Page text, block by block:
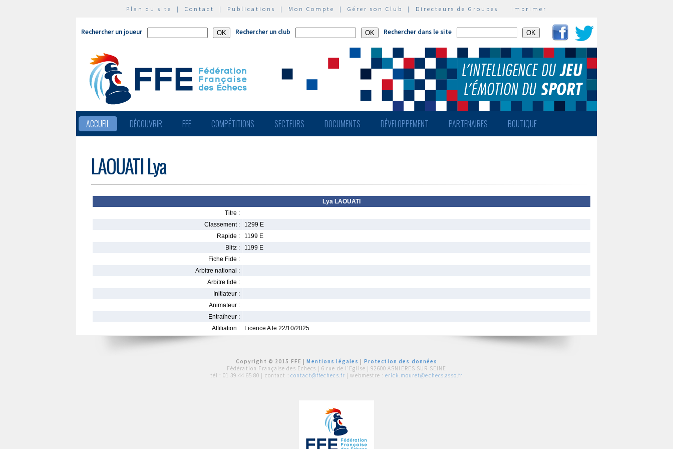
Plan du site | Contact | Publications | Mon Compte | Gérer son Club | Directeurs de Groupes | Imprimer
Rechercher un joueur Rechercher un club Rechercher dans le site
ACCUEIL DÉCOUVRIR FFE COMPÉTITIONS SECTEURS DOCUMENTS DÉVELOPPEMENT PARTENAIRES BOUTIQUE
LAOUATI Lya
Lya LAOUATI
Titre :
Classement :
1299 E
Rapide :
1199 E
Blitz :
1199 E
Fiche Fide :
Arbitre national :
Arbitre fide :
Initiateur :
Animateur :
Entraîneur :
Affiliation :
Licence A le 22/10/2025
Copyright © 2015 FFE |Mentions légales
Protection des données
Fédération Française des Echecs | 6 rue de l'Eglise | 92600 ASNIERES SUR SEINE
tél : 01 39 44 65 80 | contact : contact@ffechecs.fr | webmestre : erick.mouret@echecs.asso.fr